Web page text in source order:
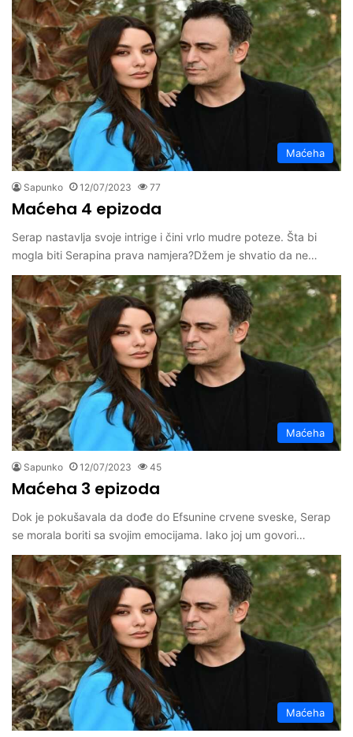
Maćeha
Sapunko 12/07/2023 77
Maćeha 4 epizoda
Serap nastavlja svoje intrige i čini vrlo mudre poteze. Šta bi
mogla biti Serapina prava namjera?Džem je shvatio da ne…
Maćeha
Sapunko 12/07/2023 45
Maćeha 3 epizoda
Dok je pokušavala da dođe do Efsunine crvene sveske, Serap
se morala boriti sa svojim emocijama. Iako joj um govori…
Maćeha